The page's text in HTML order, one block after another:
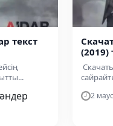
текст
(2019)
2